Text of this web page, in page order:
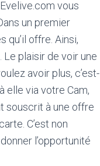
vous
un premier
offre. Ainsi,
plaisir de voir une
avoir plus, c’est-
elle via votre Cam,
souscrit à une offre
C’est non
l’opportunité